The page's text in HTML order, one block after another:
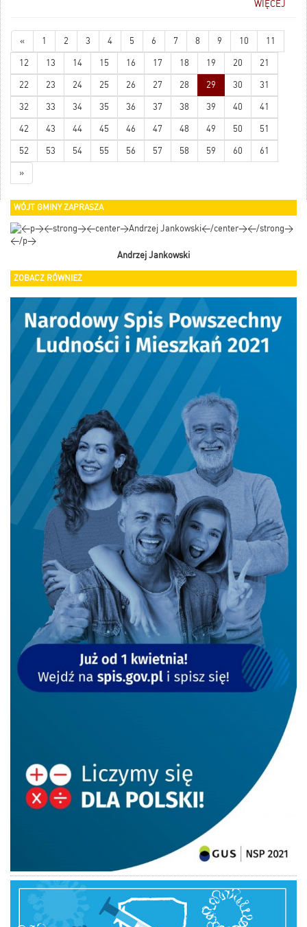
zachorowań na AIDS oraz spadek
krajach rozwiniętych.
WIĘCEJ
« 1 2 3 4 5 6 7 8 9 10 11
12 13 14 15 16 17 18 19 20 21
22 23 24 25 26 27 28 29 30 31
32 33 34 35 36 37 38 39 40 41
42 43 44 45 46 47 48 49 50 51
52 53 54 55 56 57 58 59 60 61
»
WÓJT GMINY ZAPRASZA
Andrzej Jankowski
ZOBACZ RÓWNIEŻ